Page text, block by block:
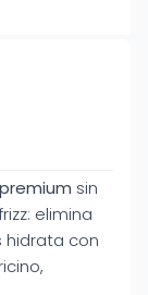
premium sin
elimina
hidrata con